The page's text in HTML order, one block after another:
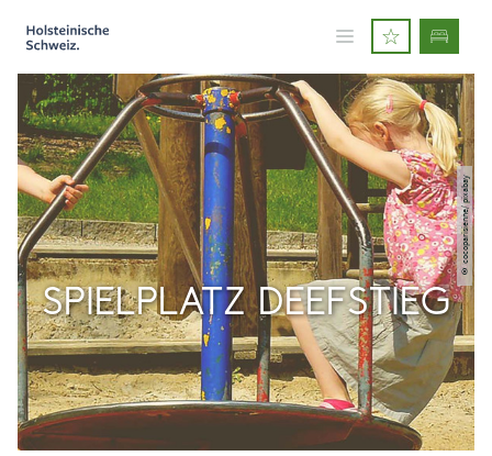
© cocoparisienne/ pixabay
SPIELPLATZ DEEFSTIEG